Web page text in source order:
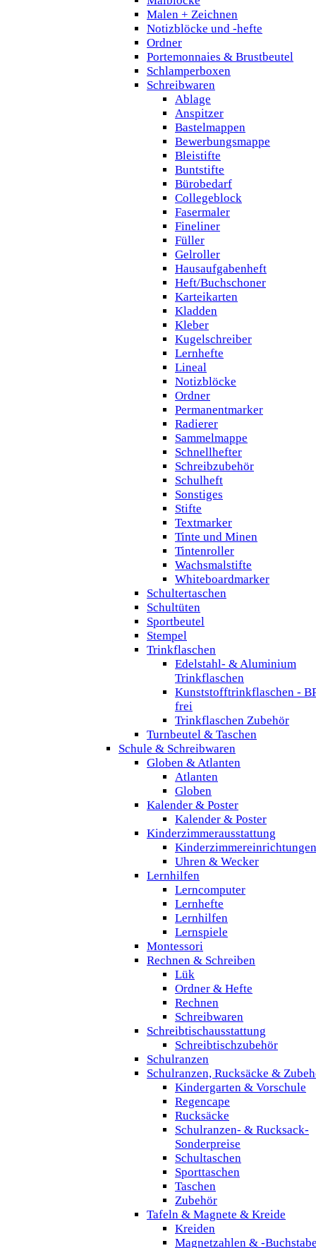
Malen + Zeichnen
Notizblöcke und -hefte
Ordner
Portemonnaies & Brustbeutel
Schlamperboxen
Schreibwaren
Ablage
Anspitzer
Bastelmappen
Bewerbungsmappe
Bleistifte
Buntstifte
Bürobedarf
Collegeblock
Fasermaler
Fineliner
Füller
Gelroller
Hausaufgabenheft
Heft/Buchschoner
Karteikarten
Kladden
Kleber
Kugelschreiber
Lernhefte
Lineal
Notizblöcke
Ordner
Permanentmarker
Radierer
Sammelmappe
Schnellhefter
Schreibzubehör
Schulheft
Sonstiges
Stifte
Textmarker
Tinte und Minen
Tintenroller
Wachsmalstifte
Whiteboardmarker
Schultertaschen
Schultüten
Sportbeutel
Stempel
Trinkflaschen
Edelstahl- & Aluminium
Trinkflaschen
Kunststofftrinkflaschen -
frei
Trinkflaschen Zubehör
Turnbeutel & Taschen
Schule & Schreibwaren
Globen & Atlanten
Atlanten
Globen
Kalender & Poster
Kalender & Poster
Kinderzimmerausstattung
Kinderzimmereinrichtungen
Uhren & Wecker
Lernhilfen
Lerncomputer
Lernhefte
Lernhilfen
Lernspiele
Montessori
Rechnen & Schreiben
Lük
Ordner & Hefte
Rechnen
Schreibwaren
Schreibtischausstattung
Schreibtischzubehör
Schulranzen
Schulranzen, Rucksäcke &
Kindergarten & Vorschule
Regencape
Rucksäcke
Schulranzen- & Rucksack-
Sonderpreise
Schultaschen
Sporttaschen
Taschen
Zubehör
Tafeln & Magnete & Kreide
Kreiden
Magnetzahlen & -